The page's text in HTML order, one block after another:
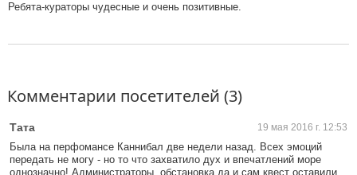
Ребята-кураторы чудесные и очень позитивные.
Комментарии посетителей (3)
Тата 19 мая 2016 г. 12:53
Была на перфомансе Каннибал две недели назад. Всех эмоций
передать не могу - но то что захватило дух и впечатлений море
однозначно! Администраторы, обстановка да и сам квест оставили